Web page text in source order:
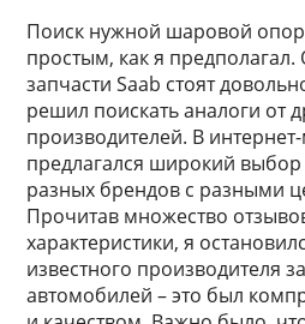
Поиск нужной шаровой
простым, как я
запчасти Saab стоят
решил поискать аналоги от
производителей. В
предлагался широкий
разных брендов с разными
Прочитав множество
характеристики, я
известного производителя
автомобилей – это был